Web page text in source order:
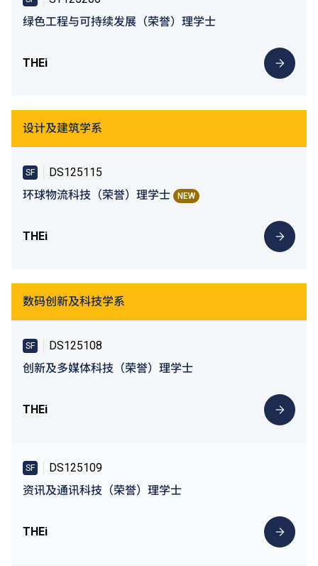
绿色工程与可持续发展（荣誉）理学士
THEi
设计及建筑学系
SF
DS125115
环球物流科技（荣誉）理学士
NEW
THEi
数码创新及科技学系
SF
DS125108
创新及多媒体科技（荣誉）理学士
THEi
SF
DS125109
资讯及通讯科技（荣誉）理学士
THEi